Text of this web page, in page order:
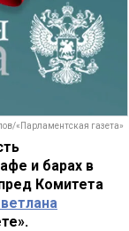
«Парламентская газета»
и барах в
Комитета